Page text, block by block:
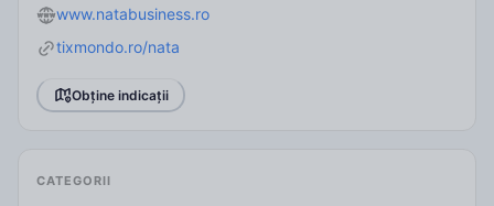
www.natabusiness.ro
tixmondo.ro/nata
Obține indicații
CATEGORII